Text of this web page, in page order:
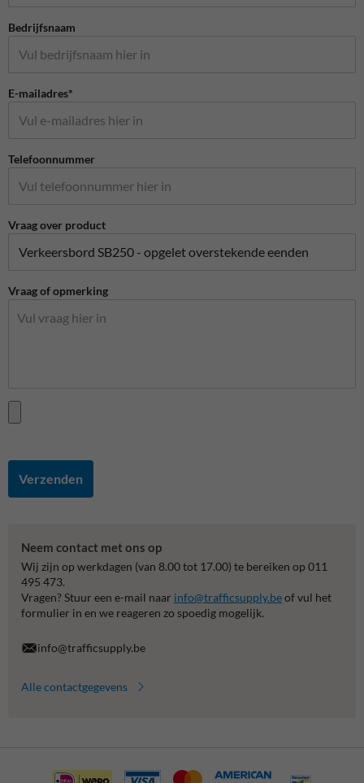
Bedrijfsnaam
E-mailadres*
Telefoonnummer
Vraag over product
Vraag of opmerking
Verzenden
Neem contact met ons op
Wij zijn op werkdagen (van 8.00 tot 17.00) te bereiken op 011
495 473.
Vragen? Stuur een e-mail naar info@trafficsupply.beof vul het
formulier in en we reageren zo spoedig mogelijk.
info@trafficsupply.be
Alle contactgegevens